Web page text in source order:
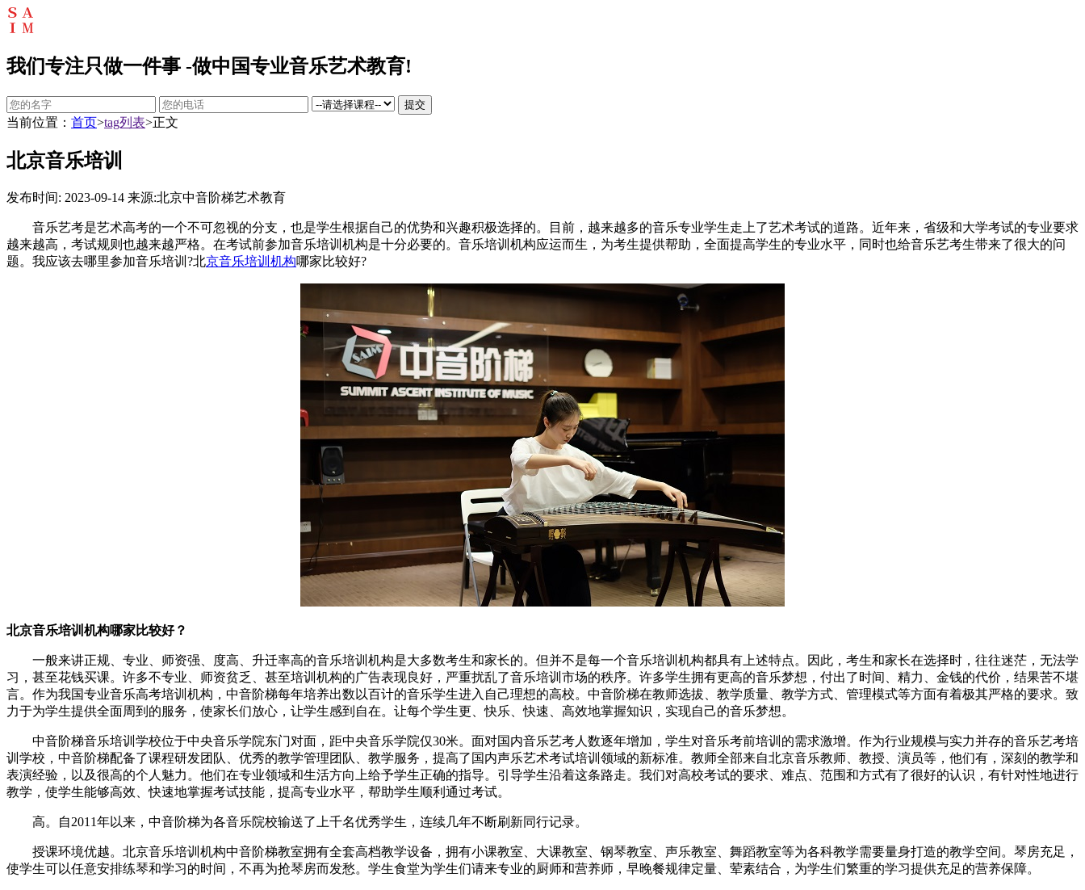
我们专注只做一件事 -做中国专业音乐艺术教育!
提交
当前位置： 首页>tag列表>正文
北京音乐培训
发布时间: 2023-09-14 来源:北京中音阶梯艺术教育
音乐艺考是艺术高考的一个不可忽视的分支，也是学生根据自己的优势和兴趣积极选择的。目前，越来越多的音乐专业学生走上了艺术考试的道路。近年来，省级和大学考试的专业要求
越来越高，考试规则也越来越严格。在考试前参加音乐培训机构是十分必要的。音乐培训机构应运而生，为考生提供帮助，全面提高学生的专业水平，同时也给音乐艺考生带来了很大的问
题。我应该去哪里参加音乐培训?北京音乐培训机构哪家比较好?
北京音乐培训机构哪家比较好？
一般来讲正规、专业、师资强、度高、升迁率高的音乐培训机构是大多数考生和家长的。但并不是每一个音乐培训机构都具有上述特点。因此，考生和家长在选择时，往往迷茫，无法学
习，甚至花钱买课。许多不专业、师资贫乏、甚至培训机构的广告表现良好，严重扰乱了音乐培训市场的秩序。许多学生拥有更高的音乐梦想，付出了时间、精力、金钱的代价，结果苦不堪
言。作为我国专业音乐高考培训机构，中音阶梯每年培养出数以百计的音乐学生进入自己理想的高校。中音阶梯在教师选拔、教学质量、教学方式、管理模式等方面有着极其严格的要求。致
力于为学生提供全面周到的服务，使家长们放心，让学生感到自在。让每个学生更、快乐、快速、高效地掌握知识，实现自己的音乐梦想。
中音阶梯音乐培训学校位于中央音乐学院东门对面，距中央音乐学院仅30米。面对国内音乐艺考人数逐年增加，学生对音乐考前培训的需求激增。作为行业规模与实力并存的音乐艺考培
训学校，中音阶梯配备了课程研发团队、优秀的教学管理团队、教学服务，提高了国内声乐艺术考试培训领域的新标准。教师全部来自北京音乐教师、教授、演员等，他们有，深刻的教学和
表演经验，以及很高的个人魅力。他们在专业领域和生活方向上给予学生正确的指导。引导学生沿着这条路走。我们对高校考试的要求、难点、范围和方式有了很好的认识，有针对性地进行
教学，使学生能够高效、快速地掌握考试技能，提高专业水平，帮助学生顺利通过考试。
高。自2011年以来，中音阶梯为各音乐院校输送了上千名优秀学生，连续几年不断刷新同行记录。
授课环境优越。北京音乐培训机构中音阶梯教室拥有全套高档教学设备，拥有小课教室、大课教室、钢琴教室、声乐教室、舞蹈教室等为各科教学需要量身打造的教学空间。琴房充足，
使学生可以任意安排练琴和学习的时间，不再为抢琴房而发愁。学生食堂为学生们请来专业的厨师和营养师，早晚餐规律定量、荤素结合，为学生们繁重的学习提供充足的营养保障。